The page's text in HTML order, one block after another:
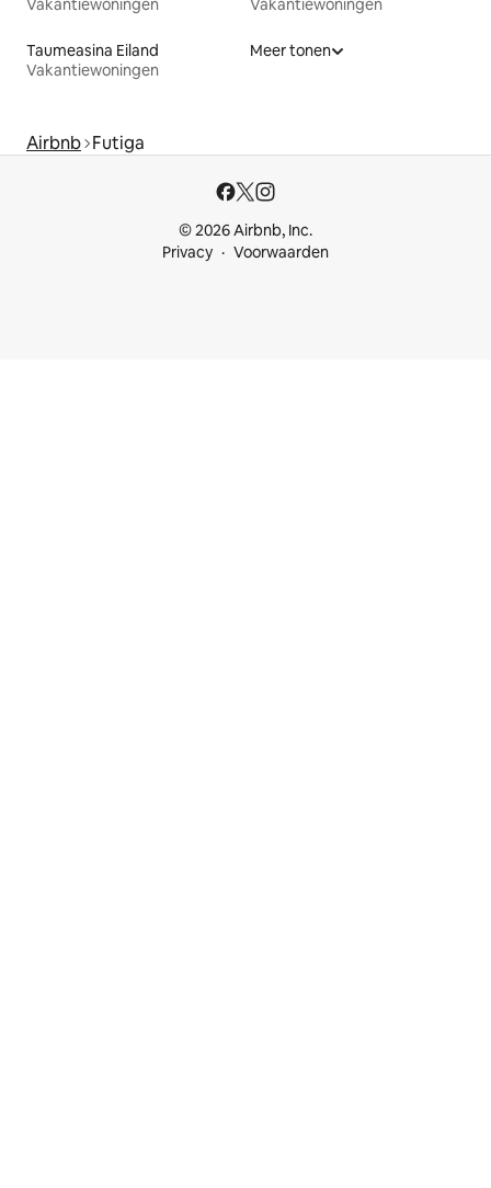
Vakantiewoningen Vakantiewoningen
Taumeasina Eiland
Vakantiewoningen
Meer tonen
Airbnb Futiga
© 2026 Airbnb, Inc.
Privacy
Voorwaarden